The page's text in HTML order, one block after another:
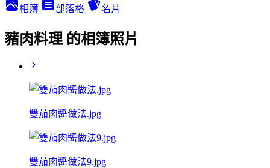
相簿 部落格 名片
豬肉料理 的相簿照片
雙茄肉醬做法.jpg
雙茄肉醬做法9.jpg